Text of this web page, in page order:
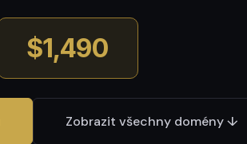
$1,490
Zobrazit všechny domény ↓